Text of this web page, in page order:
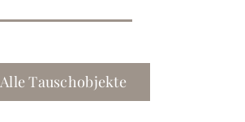
Alle Tauschobjekte